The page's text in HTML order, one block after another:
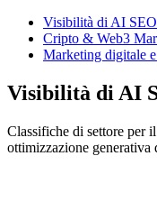
Visibilità di AI
Cripto & Web3
Marketing digitale
Visibilità di AI
Classifiche di settore per
ottimizzazione